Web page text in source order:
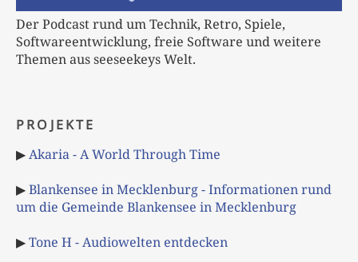
Der Podcast rund um Technik, Retro, Spiele,
Softwareentwicklung, freie Software und weitere
Themen aus seeseekeys Welt.
PROJEKTE
▶Akaria - A World Through Time
▶Blankensee in Mecklenburg - Informationen rund
um die Gemeinde Blankensee in Mecklenburg
▶Tone H - Audiowelten entdecken